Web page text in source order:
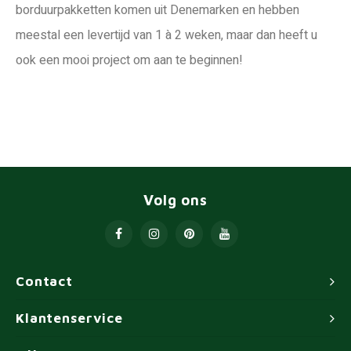
borduurpakketten komen uit Denemarken en hebben
meestal een levertijd van 1 à 2 weken, maar dan heeft u
ook een mooi project om aan te beginnen!
Contact
Volg ons
Klantenservice